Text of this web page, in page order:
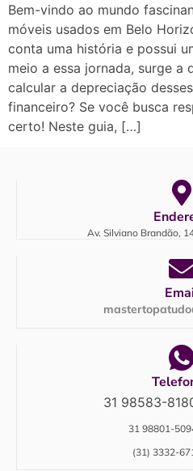
Bem-vindo ao mundo
móveis usados em Belo
conta uma história e possui
meio a essa jornada, surge a
calcular a depreciação
financeiro? Se você busca
certo! Neste guia, […]
Av. Silviano Brandão,
31 98583-
31 98801-
(31) 3332-